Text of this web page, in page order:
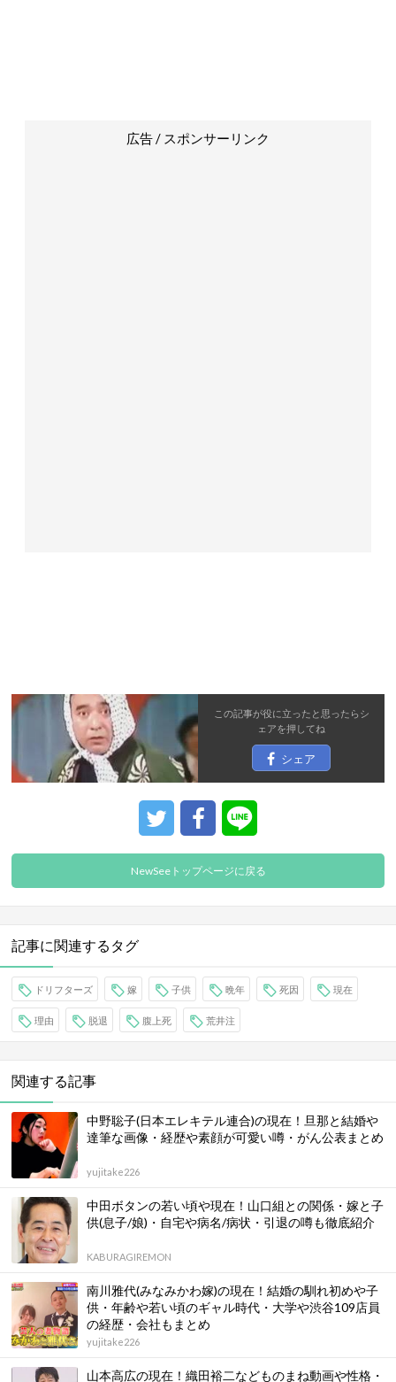
広告 / スポンサーリンク
この記事が役に立ったと思ったらシ
ェアを押してね
シェア
NewSeeトップページに戻る
記事に関連するタグ
ドリフターズ 嫁 子供 晩年 死因 現在
理由 脱退 腹上死 荒井注
関連する記事
中野聡子(日本エレキテル連合)の現在！旦那と結婚や
達筆な画像・経歴や素顔が可愛い噂・がん公表まとめ
yujitake226
中田ボタンの若い頃や現在！山口組との関係・嫁と子
供(息子/娘)・自宅や病名/病状・引退の噂も徹底紹介
KABURAGIREMON
南川雅代(みなみかわ嫁)の現在！結婚の馴れ初めや子
供・年齢や若い頃のギャル時代・大学や渋谷109店員
の経歴・会社もまとめ
yujitake226
山本高広の現在！織田裕二などものまね動画や性格・